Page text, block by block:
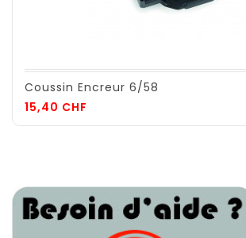
Coussin Encreur 6/58
15,40 CHF